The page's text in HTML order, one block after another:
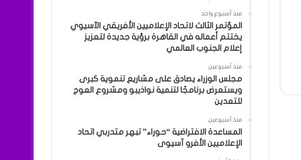
منذ أسبوع واحد
المؤتمر الثالث لاتحاد الإعلاميين الأفريقي الآسيوي
يختتم أعماله في القاهرة برؤية جديدة لتعزيز
إعلام الجنوب العالمي
منذ أسبوعين
مجلس الوزراء يصادق على مشاريع تنموية كبرى
ويستعرض برنامجًا لتنمية نواذيبو ومشروع العوج
للتعدين
منذ أسبوعين
المساعدة الافتراضية “حوراء” تبهر متدربي اتحاد
الإعلاميين الأفرو آسيوى